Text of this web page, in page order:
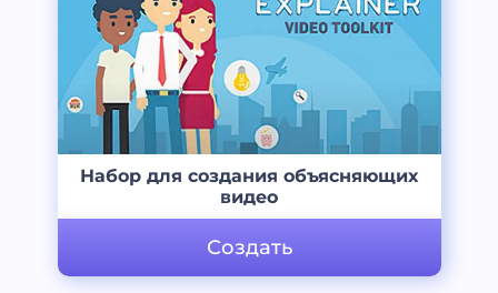
Набор для создания объясняющих
видео
Создать